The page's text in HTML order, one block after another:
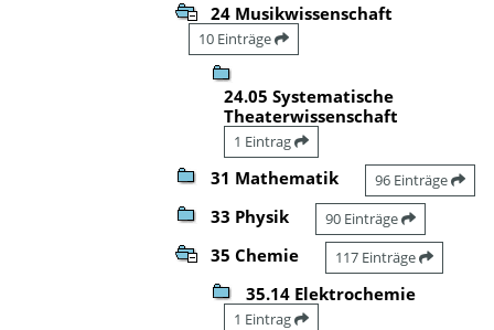
24 Musikwissenschaft
10 Einträge
24.05 Systematische
Theaterwissenschaft
1 Eintrag
31 Mathematik 96 Einträge
33 Physik 90 Einträge
35 Chemie 117 Einträge
35.14 Elektrochemie
1 Eintrag